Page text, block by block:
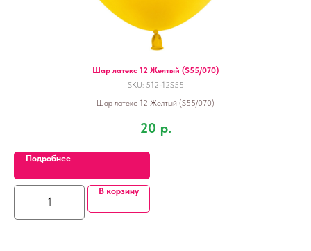
Шар латекс 12 Желтый (S55/070)
SKU: 512-12S55
Шар латекс 12 Желтый (S55/070)
20 р.
Подробнее
В корзину